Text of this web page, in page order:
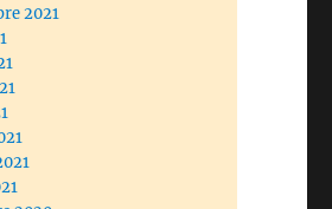
2021